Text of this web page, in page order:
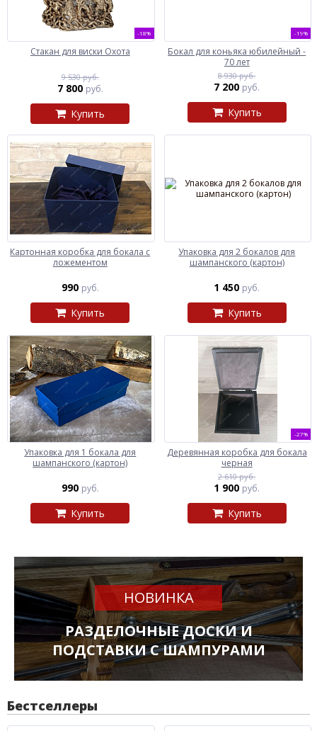
-18%
Стакан для виски Охота
9 530 руб.
7 800 руб.
Купить
-19%
Бокал для коньяка юбилейный -
70 лет
8 930 руб.
7 200 руб.
Купить
Картонная коробка для бокала с
ложементом
990 руб.
Купить
Упаковка для 2 бокалов для
шампанского (картон)
1 450 руб.
Купить
Упаковка для 1 бокала для
шампанского (картон)
990 руб.
Купить
-27%
Деревянная коробка для бокала
черная
2 610 руб.
1 900 руб.
Купить
НОВИНКА
РАЗДЕЛОЧНЫЕ ДОСКИ И
ПОДСТАВКИ С ШАМПУРАМИ
Бестселлеры